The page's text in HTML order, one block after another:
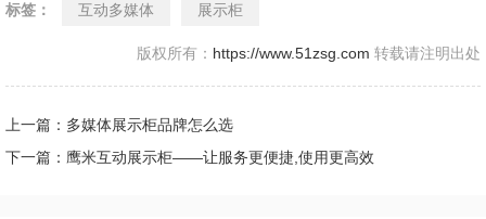
标签： 互动多媒体 展示柜
版权所有： https://www.51zsg.com 转载请注明出处
上一篇：多媒体展示柜品牌怎么选
下一篇：鹰米互动展示柜——让服务更便捷,使用更高效